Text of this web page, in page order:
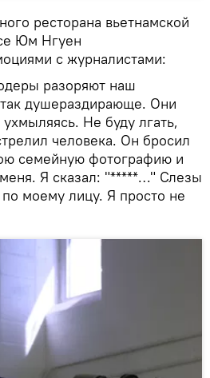
ресторана вьетнамской
Юм Нгуен
с журналистами:
разоряют наш
душераздирающе. Они
Не буду лгать,
человека. Он бросил
семейную фотографию и
Я сказал: "*****…" Слезы
моему лицу. Я просто не